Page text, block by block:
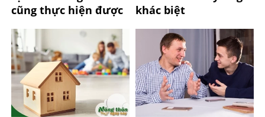
cũng thực hiện được
khác biệt